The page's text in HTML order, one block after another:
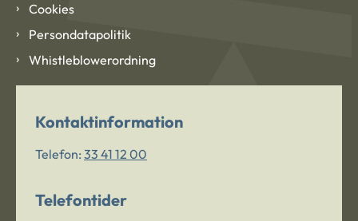
Cookies
Persondatapolitik
Whistleblowerordning
Kontaktinformation
Telefon: 33 41 12 00
Telefontider